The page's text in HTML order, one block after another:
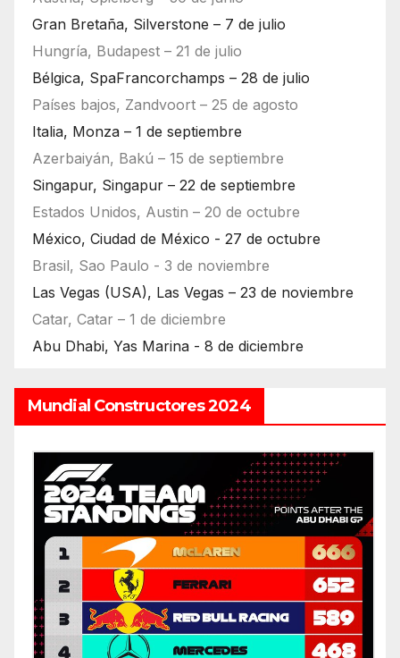
Gran Bretaña, Silverstone – 7 de julio
Hungría, Budapest – 21 de julio
Bélgica, SpaFrancorchamps – 28 de julio
Países bajos, Zandvoort – 25 de agosto
Italia, Monza – 1 de septiembre
Azerbaiyán, Bakú – 15 de septiembre
Singapur, Singapur – 22 de septiembre
Estados Unidos, Austin – 20 de octubre
México, Ciudad de México - 27 de octubre
Brasil, Sao Paulo - 3 de noviembre
Las Vegas (USA), Las Vegas – 23 de noviembre
Catar, Catar – 1 de diciembre
Abu Dhabi, Yas Marina - 8 de diciembre
Mundial Constructores 2024